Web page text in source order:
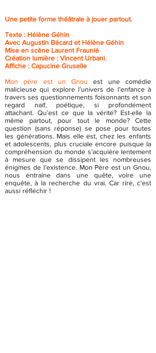
Une petite forme théâtrale à jouer partout.
Texte : Hélène Géhin
Avec Augustin Bécard et Hélène Géhin
Mise en scène Laurent Fraunié
Création lumière : Vincent Urbani.
Affiche : Capucine Gruselle
Mon père est un Gnou est une comédie
malicieuse qui explore l’univers de l’enfance à
travers ses questionnements foisonnants et son
regard naïf, poétique, si profondément
attachant. Qu’est ce que la vérité? Est-elle la
même partout, pour tout le monde? Cette
question (sans réponse) se pose pour toutes
les générations. Mais elle est, chez les enfants
et adolescents, plus cruciale encore puisque la
compréhension du monde s’acquière lentement
à mesure que se dissipent les nombreuses
énigmes de l’existence. Mon Père est un Gnou,
nous entraîne dans une quête, voire une
enquête, à la recherche du vrai. Car rire, c'est
aussi réfléchir !